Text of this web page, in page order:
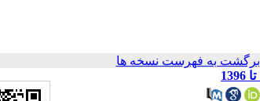
برگشت به فهرست نسخه ها